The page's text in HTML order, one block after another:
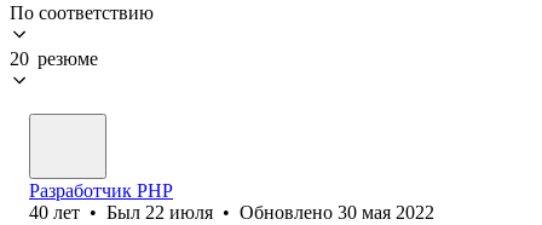
По соответствию
20 резюме
Разработчик PHP
40 лет • Был 22 июля • Обновлено 30 мая 2022